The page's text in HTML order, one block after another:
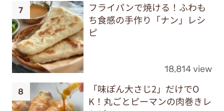
フライパンで焼ける！ふわも
ち食感の手作り「ナン」レシ
ピ
18,814 view
「味ぽん大さじ2」だけでO
K！丸ごとピーマンの肉巻きレ